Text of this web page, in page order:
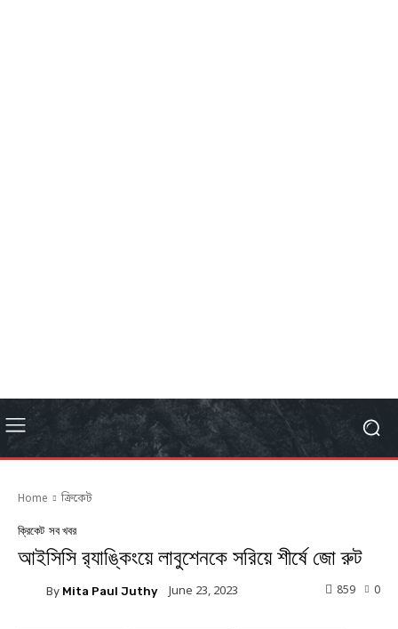
Home ক্রিকেট
ক্রিকেট সব খবর
আইসিসি র‌্যাঙ্কিংয়ে লাবুশেনকে সরিয়ে শীর্ষে জো রুট
By Mita Paul Juthy June 23, 2023 0
859